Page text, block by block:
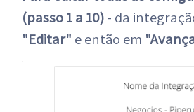
(passo 1 a 10)- da
"Editar" e então em